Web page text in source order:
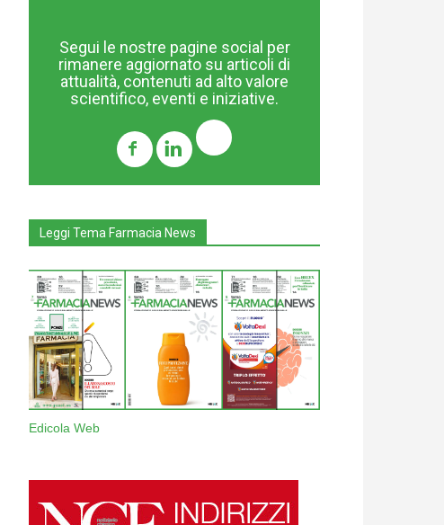
Segui le nostre pagine social per
rimanere aggiornato su articoli di
attualità, contenuti ad alto valore
scientifico, eventi e iniziative.
Leggi Tema Farmacia News
Edicola Web